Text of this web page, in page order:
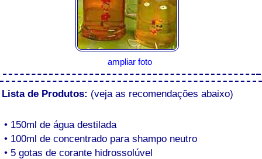
ampliar foto
Lista de Produtos: (veja as recomendações abaixo)
• 150ml de água destilada
• 100ml de concentrado para shampo neutro
• 5 gotas de corante hidrossolúvel